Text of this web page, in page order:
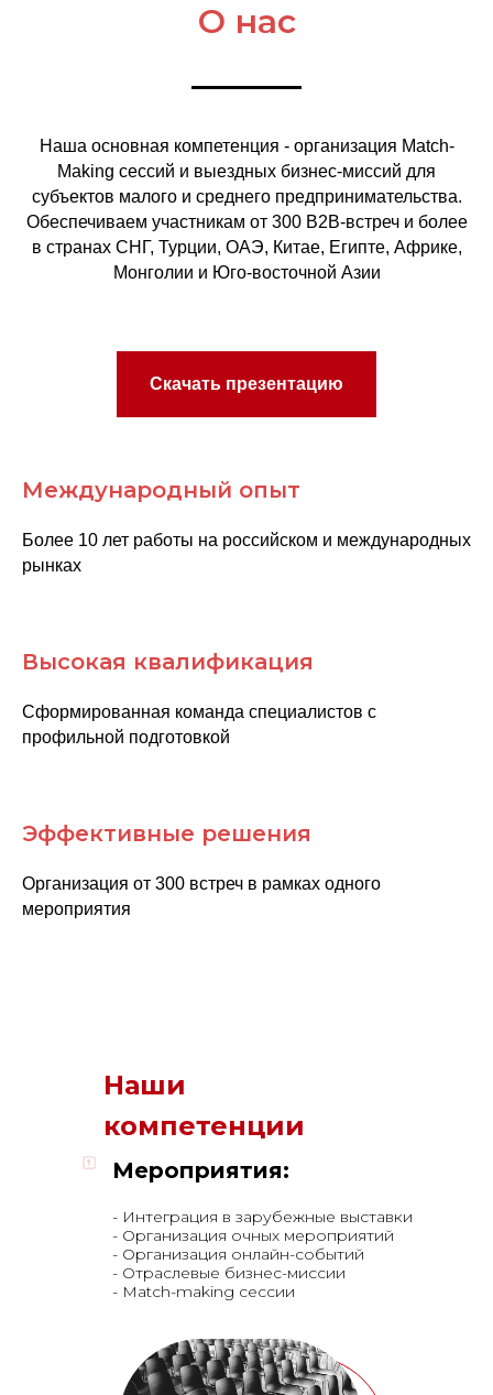
О нас
Наша основная компетенция - организация Match-
Making сессий и выездных бизнес-миссий для
субъектов малого и среднего предпринимательства.
Обеспечиваем участникам от 300 B2B-встреч и более
в странах СНГ, Турции, ОАЭ, Китае, Египте, Африке,
Монголии и Юго-восточной Азии
Скачать презентацию
Международный опыт
Более 10 лет работы на российском и международных
рынках
Высокая квалификация
Сформированная команда специалистов с
профильной подготовкой
Эффективные решения
Организация от 300 встреч в рамках одного
мероприятия
Наши
компетенции
Мероприятия:
- Интеграция в зарубежные выставки
- Организация очных мероприятий
- Организация онлайн-событий
- Отраслевые бизнес-миссии
- Match-making сессии